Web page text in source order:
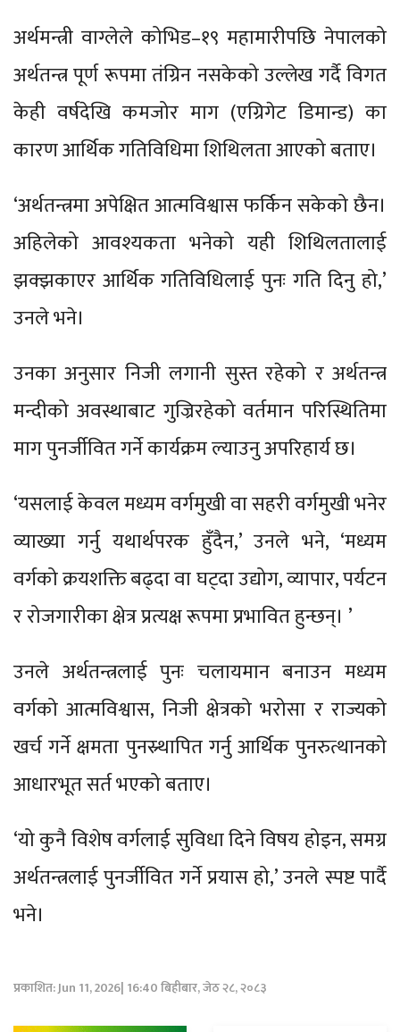
अर्थमन्त्री वाग्लेले कोभिड–१९ महामारीपछि नेपालको
अर्थतन्त्र पूर्ण रूपमा तंग्रिन नसकेको उल्लेख गर्दै विगत
केही वर्षदेखि कमजोर माग (एग्रिगेट डिमान्ड) का
कारण आर्थिक गतिविधिमा शिथिलता आएको बताए।
‘अर्थतन्त्रमा अपेक्षित आत्मविश्वास फर्किन सकेको छैन।
अहिलेको आवश्यकता भनेको यही शिथिलतालाई
झक्झकाएर आर्थिक गतिविधिलाई पुनः गति दिनु हो,’
उनले भने।
उनका अनुसार निजी लगानी सुस्त रहेको र अर्थतन्त्र
मन्दीको अवस्थाबाट गुज्रिरहेको वर्तमान परिस्थितिमा
माग पुनर्जीवित गर्ने कार्यक्रम ल्याउनु अपरिहार्य छ।
‘यसलाई केवल मध्यम वर्गमुखी वा सहरी वर्गमुखी भनेर
व्याख्या गर्नु यथार्थपरक हुँदैन,’ उनले भने, ‘मध्यम
वर्गको क्रयशक्ति बढ्दा वा घट्दा उद्योग, व्यापार, पर्यटन
र रोजगारीका क्षेत्र प्रत्यक्ष रूपमा प्रभावित हुन्छन्। ’
उनले अर्थतन्त्रलाई पुनः चलायमान बनाउन मध्यम
वर्गको आत्मविश्वास, निजी क्षेत्रको भरोसा र राज्यको
खर्च गर्ने क्षमता पुनस्र्थापित गर्नु आर्थिक पुनरुत्थानको
आधारभूत सर्त भएको बताए।
‘यो कुनै विशेष वर्गलाई सुविधा दिने विषय होइन, समग्र
अर्थतन्त्रलाई पुनर्जीवित गर्ने प्रयास हो,’ उनले स्पष्ट पार्दै
भने।
प्रकाशित: Jun 11, 2026| 16:40 बिहीबार, जेठ २८, २०८३